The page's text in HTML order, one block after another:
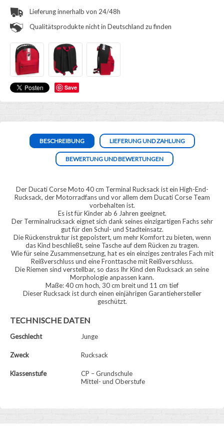
Save
Lieferung innerhalb von 24/48h
Qualitätsprodukte nicht in Deutschland zu finden
BESCHREIBUNG LIEFERUNG UND ZAHLUNG
BEWERTUNG UND BEWERTUNGEN
Der Ducati Corse Moto 40 cm Terminal Rucksack ist ein High-End-
Rucksack, der Motorradfans und vor allem dem Ducati Corse Team
vorbehalten ist.
Es ist für Kinder ab 6 Jahren geeignet.
Der Terminalrucksack eignet sich dank seines einzigartigen Fachs sehr
gut für den Schul- und Stadteinsatz.
Die Rückenstruktur ist gepolstert, um mehr Komfort zu bieten, wenn
das Kind beschließt, seine Tasche auf dem Rücken zu tragen.
Wie für seine Zusammensetzung, hat es ein einziges zentrales Fach mit
Reißverschluss und eine Fronttasche mit Reißverschluss.
Die Riemen sind verstellbar, so dass Ihr Kind den Rucksack an seine
Morphologie anpassen kann.
Maße: 40 cm hoch, 30 cm breit und 11 cm tief
Dieser Rucksack ist durch einen einjährigen Garantiehersteller
geschützt.
TECHNISCHE DATEN
Geschlecht Junge
Zweck Rucksack
Klassenstufe
CP – Grundschule
Mittel- und Oberstufe